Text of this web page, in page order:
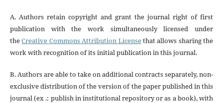
A. Authors retain copyright and grant the journal right of first
publication with the work simultaneously licensed under
theCreative Commons Attribution Licensethat allows sharing the
work with recognition of its initial publication in this journal.
B. Authors are able to take on additional contracts separately, non-
exclusive distribution of the version of the paper published in this
journal (ex .: publish in institutional repository or as a book), with